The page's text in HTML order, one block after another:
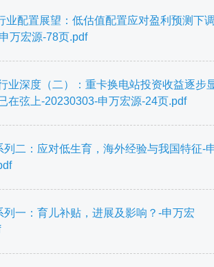
业配置展望：低估值配置应对盈利预测下
万宏源-78页.pdf
业深度（二）：重卡换电站投资收益逐步
在弦上-20230303-申万宏源-24页.pdf
列二：应对低生育，海外经验与我国特征-
列一：育儿补贴，进展及影响？-申万宏